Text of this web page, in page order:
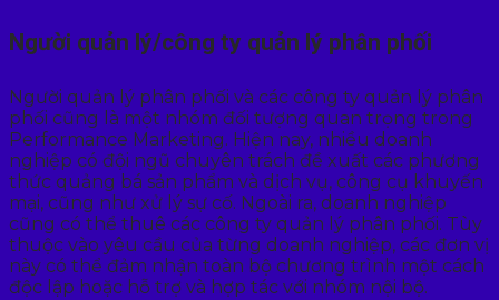
Người quản lý/công ty quản lý phân phối
Người quản lý phân phối và các công ty quản lý phân
phối cũng là một nhóm đối tượng quan trọng trong
Performance Marketing. Hiện nay, nhiều doanh
nghiệp có đội ngũ chuyên trách đề xuất các phương
thức quảng bá sản phẩm và dịch vụ, công cụ khuyến
mại, cũng như xử lý sự cố. Ngoài ra, doanh nghiệp
cũng có thể thuê các công ty quản lý phân phối. Tùy
thuộc vào yêu cầu của từng doanh nghiệp, các đơn vị
này có thể đảm nhận toàn bộ chương trình một cách
độc lập hoặc hỗ trợ và hợp tác với nhóm nội bộ.